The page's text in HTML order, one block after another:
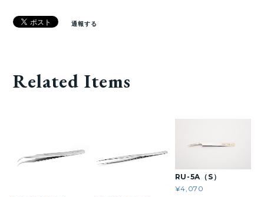
通報する
Related Items
RU-5A（S）
¥4,070